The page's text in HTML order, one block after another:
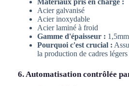
Matériaux pris en charge :
Acier galvanisé
Acier inoxydable
Acier laminé à froid
Gamme d'épaisseur :
Pourquoi c'est crucial :
la production de cadres
6. Automatisation contrôlée